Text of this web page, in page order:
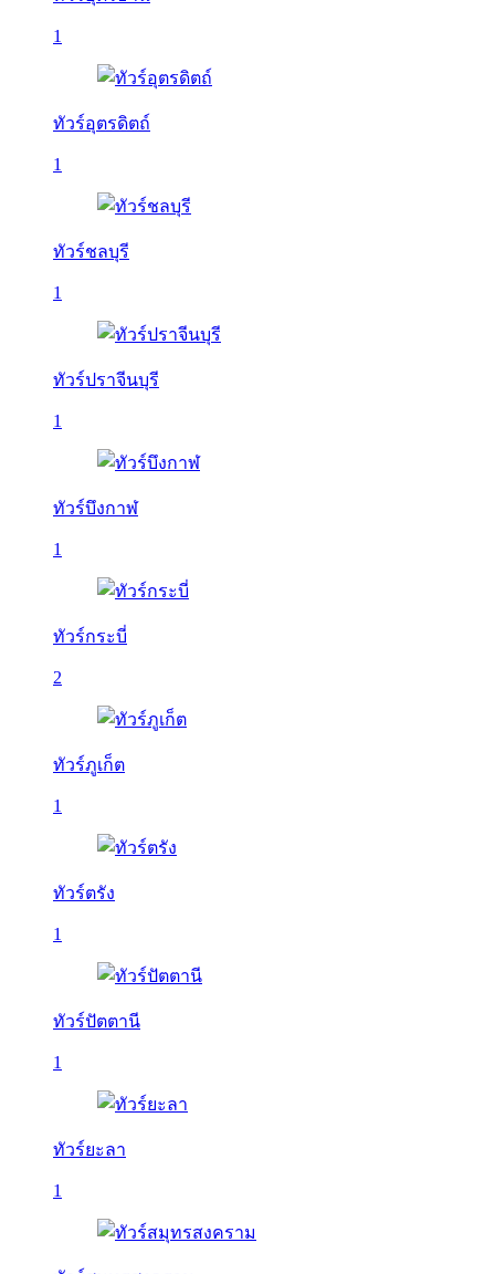
1
ทัวร์อุตรดิตถ์
1
ทัวร์ชลบุรี
1
ทัวร์ปราจีนบุรี
1
ทัวร์บึงกาฬ
1
ทัวร์กระบี่
2
ทัวร์ภูเก็ต
1
ทัวร์ตรัง
1
ทัวร์ปัตตานี
1
ทัวร์ยะลา
1